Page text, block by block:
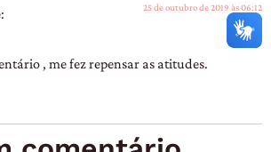
25 de outubro de 2019 às 06:12
, me fez repensar as atitudes.